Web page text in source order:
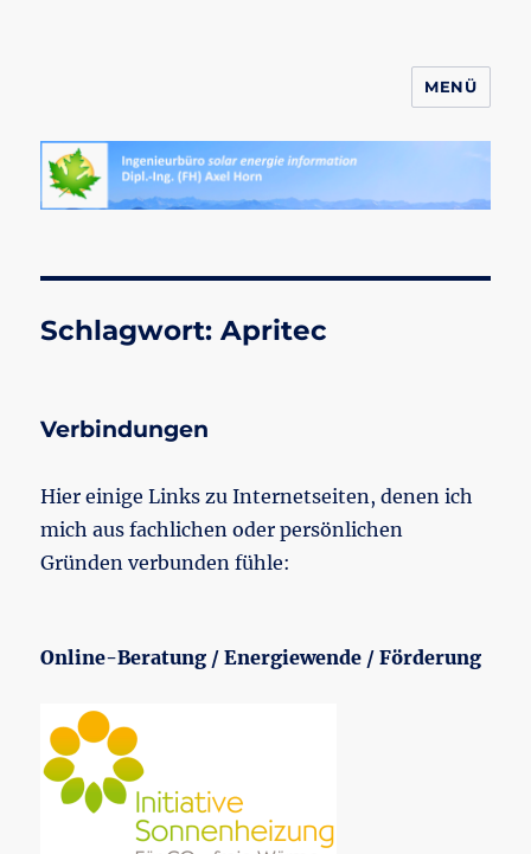
MENÜ
Schlagwort:Apritec
Verbindungen
Hier einige Links zu Internetseiten, denen ich
mich aus fachlichen oder persönlichen
Gründen verbunden fühle:
Online-Beratung / Energiewende / Förderung